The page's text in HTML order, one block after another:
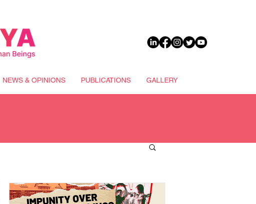
NEWS & OPINIONS PUBLICATIONS GALLERY